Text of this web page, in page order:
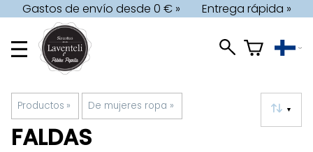
Gastos de envío desde 0 € » Entrega rápida »
Productos ‪» De mujeres ropa ‪» ▼
FALDAS